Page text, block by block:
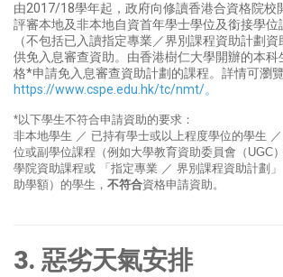
由2017/18學年起，政府向修讀香港合資格院校
評審本地及非本地自資首年學士學位及銜接學位
（不包括已入讀指定專業／界別課程資助計劃
供免入息審查資助。由香港樹仁大學開辦的本科
格*申請免入息審查資助計劃的課程。詳情可瀏
https://www.cspe.edu.hk/tc/nmt/。
*以下學生不符合申請資助的要求：
非本地學生 ／ 已持有學士或以上程度學位的學生
位或副學位課程（例如大學教育資助委員會（UGC
學院資助課程或 「指定專業 ／ 界別課程資助計劃
助學額）的學生， 不符合資格申請資助。
3. 惡劣天氣安排